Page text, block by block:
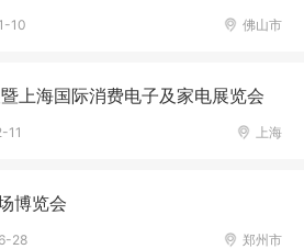
佛山市
10
上海国际消费电子及家电展览会
上海
11
博览会
郑州市
28